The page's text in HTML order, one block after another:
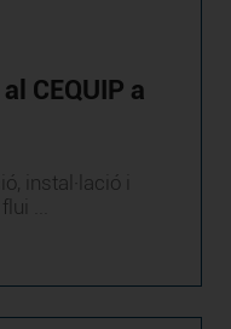
CEQUIP a
instal·lació i
...